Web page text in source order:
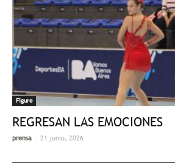
Figure
REGRESAN LAS EMOCIONES
prensa - 21 junio, 2026